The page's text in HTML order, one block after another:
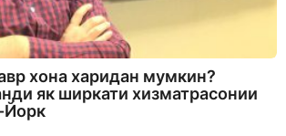
хона харидан мумкин?
як ширкати хизматрасонии